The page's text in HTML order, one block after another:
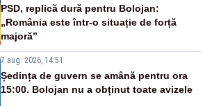
PSD, replică dură pentru Bolojan:
„România este într-o situație de forță
majoră”
7 aug. 2026, 14:51
Ședința de guvern se amână pentru ora
15:00. Bolojan nu a obținut toate avizele